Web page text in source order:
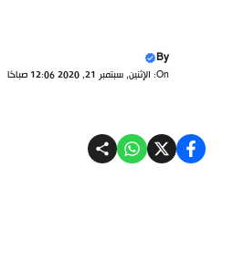
By
On: الإثنين, سبتمبر 21, 2020 12:06 صباحًا